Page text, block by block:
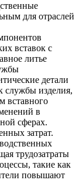
для отраслей
вставок с
литье
детали
службы изделия,
вставного
в
сферах.
затрат.
трудозатраты
такие как
повышают